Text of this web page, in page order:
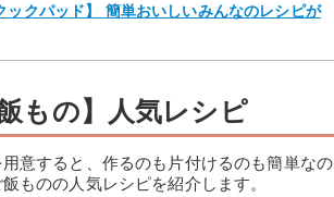
クパッド】 簡単おいしいみんなのレシピが
もの】人気レシピ
意すると、作るのも片付けるのも簡単なの
ものの人気レシピを紹介します。